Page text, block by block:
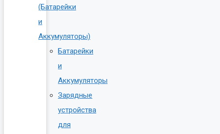
(Батарейки
и
Аккумуляторы)
Батарейки
и
Аккумуляторы
Зарядные
устройства
для